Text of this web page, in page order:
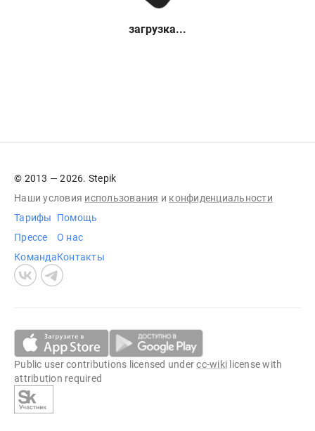
загрузка...
© 2013 — 2026. Stepik
Наши условия использования и конфиденциальности
Тарифы
Прессе
Команда
Помощь
О нас
Контакты
Public user contributions licensed undercc-wiki license with
attribution required